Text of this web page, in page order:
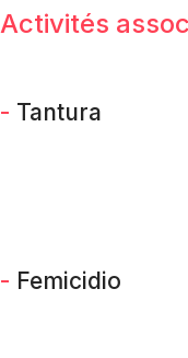
Activités
- Tantura
- Femicidio